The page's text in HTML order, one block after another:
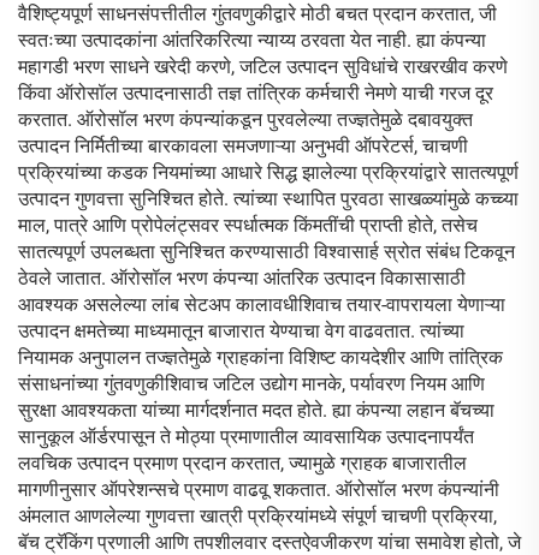
वैशिष्ट्यपूर्ण साधनसंपत्तीतील गुंतवणुकीद्वारे मोठी बचत प्रदान करतात, जी
स्वतःच्या उत्पादकांना आंतरिकरित्या न्याय्य ठरवता येत नाही. ह्या कंपन्या
महागडी भरण साधने खरेदी करणे, जटिल उत्पादन सुविधांचे राखरखीव करणे
किंवा ऑरोसॉल उत्पादनासाठी तज्ञ तांत्रिक कर्मचारी नेमणे याची गरज दूर
करतात. ऑरोसॉल भरण कंपन्यांकडून पुरवलेल्या तज्ज्ञतेमुळे दबावयुक्त
उत्पादन निर्मितीच्या बारकावला समजणाऱ्या अनुभवी ऑपरेटर्स, चाचणी
प्रक्रियांच्या कडक नियमांच्या आधारे सिद्ध झालेल्या प्रक्रियांद्वारे सातत्यपूर्ण
उत्पादन गुणवत्ता सुनिश्चित होते. त्यांच्या स्थापित पुरवठा साखळ्यांमुळे कच्च्या
माल, पात्रे आणि प्रोपेलंट्सवर स्पर्धात्मक किंमतींची प्राप्ती होते, तसेच
सातत्यपूर्ण उपलब्धता सुनिश्चित करण्यासाठी विश्वासार्ह स्रोत संबंध टिकवून
ठेवले जातात. ऑरोसॉल भरण कंपन्या आंतरिक उत्पादन विकासासाठी
आवश्यक असलेल्या लांब सेटअप कालावधीशिवाच तयार-वापरायला येणाऱ्या
उत्पादन क्षमतेच्या माध्यमातून बाजारात येण्याचा वेग वाढवतात. त्यांच्या
नियामक अनुपालन तज्ज्ञतेमुळे ग्राहकांना विशिष्ट कायदेशीर आणि तांत्रिक
संसाधनांच्या गुंतवणुकीशिवाच जटिल उद्योग मानके, पर्यावरण नियम आणि
सुरक्षा आवश्यकता यांच्या मार्गदर्शनात मदत होते. ह्या कंपन्या लहान बॅचच्या
सानुकूल ऑर्डरपासून ते मोठ्या प्रमाणातील व्यावसायिक उत्पादनापर्यंत
लवचिक उत्पादन प्रमाण प्रदान करतात, ज्यामुळे ग्राहक बाजारातील
मागणीनुसार ऑपरेशन्सचे प्रमाण वाढवू शकतात. ऑरोसॉल भरण कंपन्यांनी
अंमलात आणलेल्या गुणवत्ता खात्री प्रक्रियांमध्ये संपूर्ण चाचणी प्रक्रिया,
बॅच ट्रॅकिंग प्रणाली आणि तपशीलवार दस्तऐवजीकरण यांचा समावेश होतो, जे